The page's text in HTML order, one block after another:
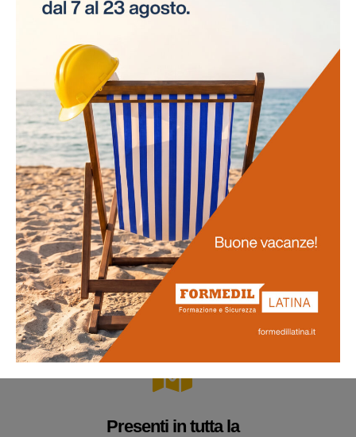
necessità di interruzioni per gli esami. Questo
approccio innovativo non solo risparmia tempo alle
Promozione
della salute
La salute dei lavoratori rappresenta il fulcro di questo
progetto. Favoriamo uno stile di vita salutare tra il
personale e sosteniamo attivamente la prevenzione
delle malattie professionali. Ci impegniamo
nell'obiettivo di potenziare la vostra salute e il vostro
benessere generale.
Presenti in tutta la